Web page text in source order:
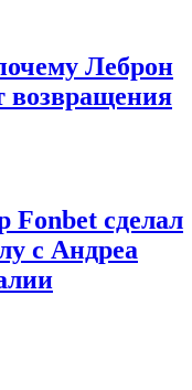
Леброн
возвращения
Fonbet сделал
с Андреа